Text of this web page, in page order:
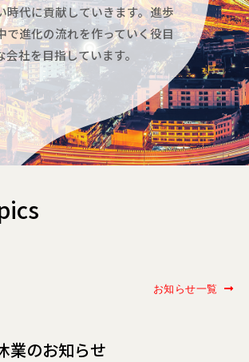
時代に貢献していきます。進歩
で進化の流れを作っていく役目
社を目指しています。
お知らせ一覧
業のお知らせ